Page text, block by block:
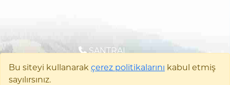
SANTRAL
Bu siteyi kullanarak çerez politikalarını kabul etmiş
sayılırsınız.